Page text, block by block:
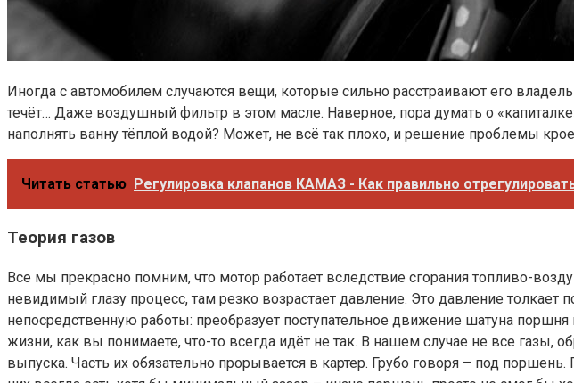
Иногда с автомобилем случаются вещи, которые сильно расстраивают его
течёт… Даже воздушный фильтр в этом масле. Наверное, пора думать о
наполнять ванну тёплой водой? Может, не всё так плохо, и решение проблемы
Читать статью Регулировка клапанов КАМАЗ - Как правильно
Теория газов​
Все мы прекрасно помним, что мотор работает вследствие сгорания топливо-
невидимый глазу процесс, там резко возрастает давление. Это давление
непосредственную работы: преобразует поступательное движение шатуна
жизни, как вы понимаете, что-то всегда идёт не так. В нашем случае не все
выпуска. Часть их обязательно прорывается в картер. Грубо говоря – под